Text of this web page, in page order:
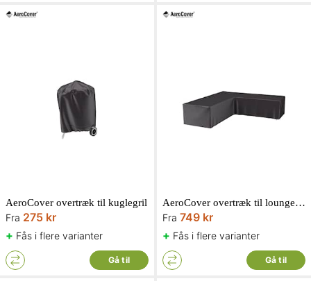
AeroCover overtræk til kuglegril
Fra 275 kr
+ Fås i flere varianter
Gå til
AeroCover overtræk til loungesæt L-form
Fra 749 kr
+ Fås i flere varianter
Gå til